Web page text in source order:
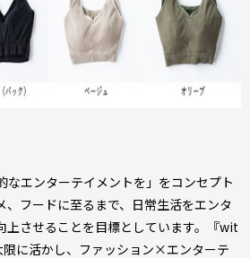
なエンターテイメントを」をコンセプト
、フードに至るまで、日常生活をエンタ
上させることを目標としています。『wit
に活かし、ファッション×エンターテ